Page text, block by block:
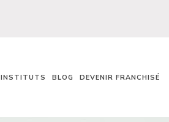
INSTITUTS BLOG DEVENIR FRANCHISÉ